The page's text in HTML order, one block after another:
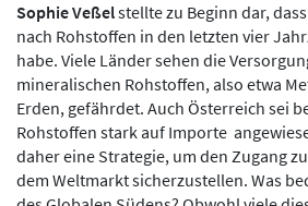
Sophie Veßelstellte zu Beginn dar,
nach Rohstoffen in den letzten vier
habe. Viele Länder sehen die
mineralischen Rohstoffen, also etwa
Erden, gefährdet. Auch Österreich sei
Rohstoffen stark auf Importe
daher eine Strategie, um den Zugang
dem Weltmarkt sicherzustellen. Was